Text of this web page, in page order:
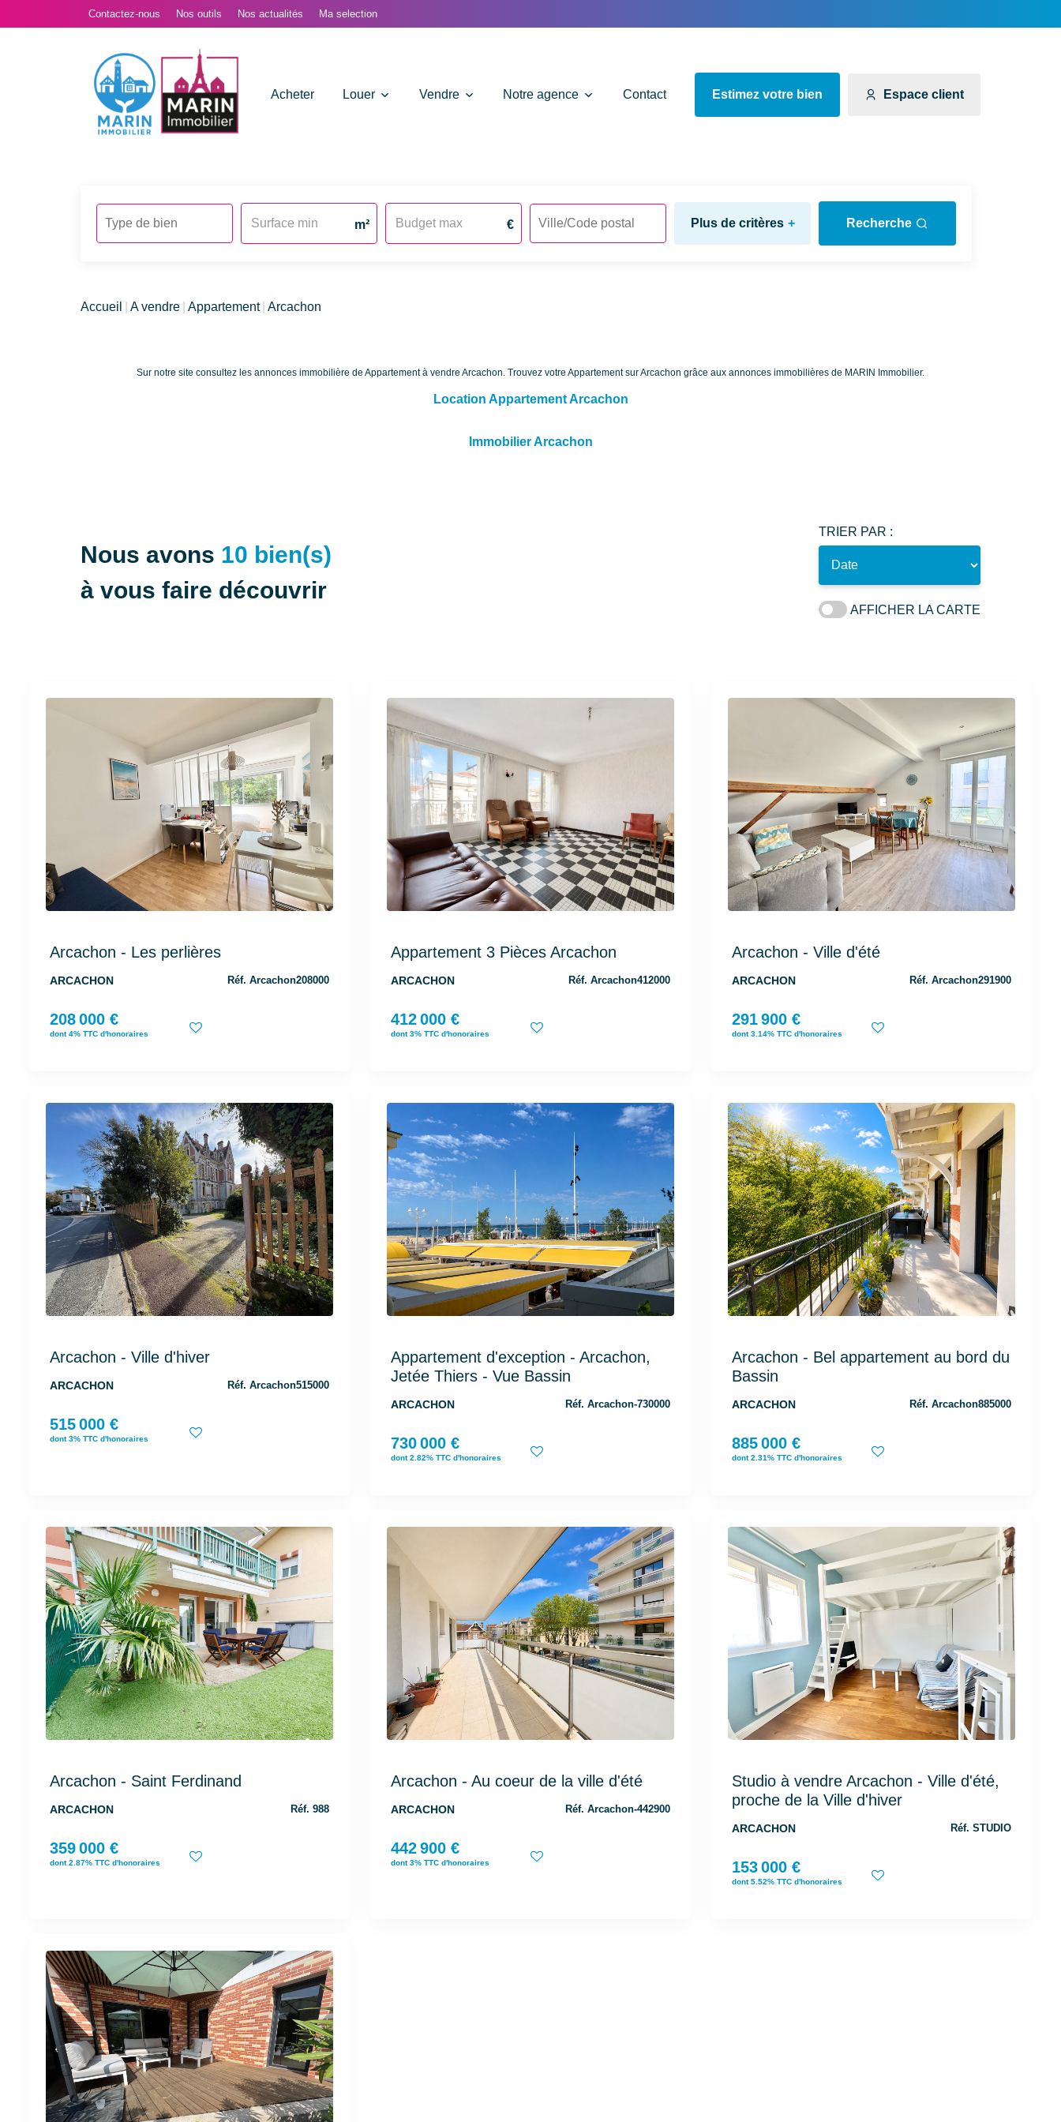
Contactez-nous Nos outils Nos actualités Ma selection
Acheter Louer Vendre Notre agence Contact Estimez votre bien Espace client
m² € Plus de critères + Recherche
Accueil A vendre Appartement Arcachon
Sur notre site consultez les annonces immobilière de Appartement à vendre Arcachon. Trouvez votre Appartement sur Arcachon grâce aux annonces immobilières de MARIN Immobilier.
Location Appartement Arcachon
Immobilier Arcachon
Nous avons 10 bien(s)
à vous faire découvrir
TRIER PAR :
AFFICHER LA CARTE
Arcachon - Les perlières
ARCACHON Réf. Arcachon208000
208 000 €
dont 4% TTC d'honoraires
Appartement 3 Pièces Arcachon
ARCACHON Réf. Arcachon412000
412 000 €
dont 3% TTC d'honoraires
Arcachon - Ville d'été
ARCACHON Réf. Arcachon291900
291 900 €
dont 3.14% TTC d'honoraires
Arcachon - Ville d'hiver
ARCACHON Réf. Arcachon515000
515 000 €
dont 3% TTC d'honoraires
Appartement d'exception - Arcachon,
Jetée Thiers - Vue Bassin
ARCACHON Réf. Arcachon-730000
730 000 €
dont 2.82% TTC d'honoraires
Arcachon - Bel appartement au bord du
Bassin
ARCACHON Réf. Arcachon885000
885 000 €
dont 2.31% TTC d'honoraires
Arcachon - Saint Ferdinand
ARCACHON Réf. 988
359 000 €
dont 2.87% TTC d'honoraires
Arcachon - Au coeur de la ville d'été
ARCACHON Réf. Arcachon-442900
442 900 €
dont 3% TTC d'honoraires
Studio à vendre Arcachon - Ville d'été,
proche de la Ville d'hiver
ARCACHON Réf. STUDIO
153 000 €
dont 5.52% TTC d'honoraires